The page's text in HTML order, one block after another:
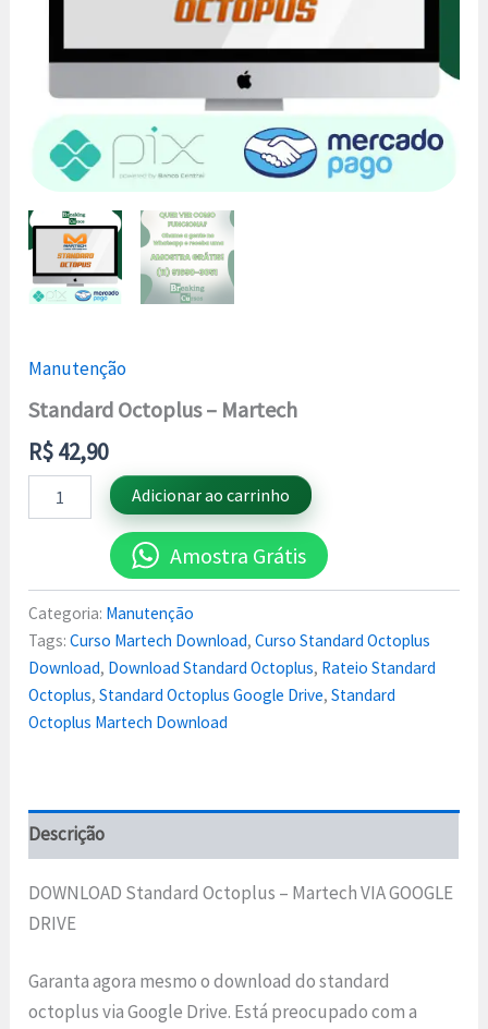
Manutenção
Standard Octoplus – Martech
R$42,90
Adicionar ao carrinho
Amostra Grátis
Categoria: Manutenção
Tags:Curso Martech Download,Curso Standard Octoplus
Download, Download Standard Octoplus, Rateio Standard
Octoplus,Standard Octoplus Google Drive,Standard
Octoplus Martech Download
Descrição
DOWNLOAD Standard Octoplus – Martech VIA GOOGLE
DRIVE
Garanta agora mesmo o download do standard
octoplus via Google Drive. Está preocupado com a